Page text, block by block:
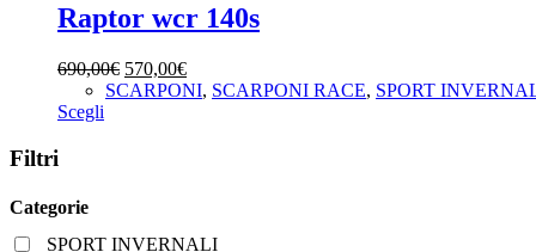
Raptor wcr 140s
690,00€ Il
prezzo
570,00€Il
prezzo
SCARPONI, SCARPONI RACE, SPORT
Scegli
opzioni
Filtri
Categorie
SPORT INVERNALI